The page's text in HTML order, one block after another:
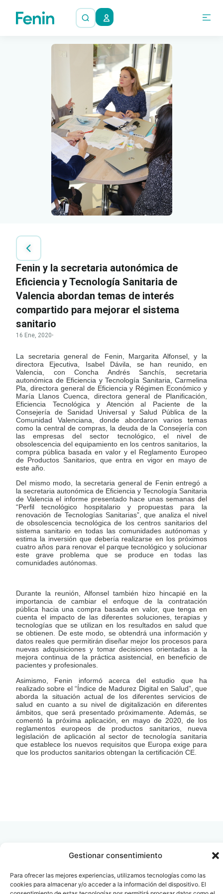
Gestionar consentimiento
Para ofrecer las mejores experiencias, utilizamos tecnologías como las
cookies para almacenar y/o acceder a la información del dispositivo. El
Fenin y la secretaria autonómica de
Eficiencia y Tecnología Sanitaria de
Valencia abordan temas de interés
compartido para mejorar el sistema
sanitario
16 Ene, 2020·
La secretaria general de Fenin, Margarita Alfonsel, y la
directora Ejecutiva, Isabel Dávila, se han reunido, en
Valencia, con Concha Andrés Sanchís, secretaria
autonómica de Eficiencia y Tecnología Sanitaria, Carmelina
Pla, directora general de Eficiencia y Régimen Económico y
María Llanos Cuenca, directora general de Planificación,
Eficiencia Tecnológica y Atención al Paciente de la
Consejería de Sanidad Universal y Salud Pública de la
Comunidad Valenciana, donde abordaron varios temas
como la central de compras, la deuda de la Consejería con
las empresas del sector tecnológico, el nivel de
obsolescencia del equipamiento en los centros sanitarios, la
compra pública basada en valor y el Reglamento Europeo
de Productos Sanitarios, que entra en vigor en mayo de
este año.
Del mismo modo, la secretaria general de Fenin entregó a
la secretaria autonómica de Eficiencia y Tecnología Sanitaria
de Valencia el informe presentado hace unas semanas del
“Perfil tecnológico hospitalario y propuestas para la
renovación de Tecnologías Sanitarias”, que analiza el nivel
de obsolescencia tecnológica de los centros sanitarios del
sistema sanitario en todas las comunidades autónomas y
estima la inversión que debería realizarse en los próximos
cuatro años para renovar el parque tecnológico y solucionar
este grave problema que se produce en todas las
comunidades autónomas.
Durante la reunión, Alfonsel también hizo hincapié en la
importancia de cambiar el enfoque de la contratación
pública hacia una compra basada en valor, que tenga en
cuenta el impacto de las diferentes soluciones, terapias y
tecnologías que se utilizan en los resultados en salud que
se obtienen. De este modo, se obtendrá una información y
datos reales que permitirán diseñar mejor los procesos para
nuevas adquisiciones y tomar decisiones orientadas a la
mejora continua de la práctica asistencial, en beneficio de
pacientes y profesionales.
Asimismo, Fenin informó acerca del estudio que ha
realizado sobre el “Índice de Madurez Digital en Salud”, que
aborda la situación actual de los diferentes servicios de
salud en cuanto a su nivel de digitalización en diferentes
ámbitos, que será presentado próximamente. Además, se
comentó la próxima aplicación, en mayo de 2020, de los
reglamentos europeos de productos sanitarios, nueva
legislación de aplicación al sector de tecnología sanitaria
que establece los nuevos requisitos que Europa exige para
que los productos sanitarios obtengan la certificación CE.
Contacto
info@fenin.es
Oficina Barcelona
Travesera de Gracia, 56 -